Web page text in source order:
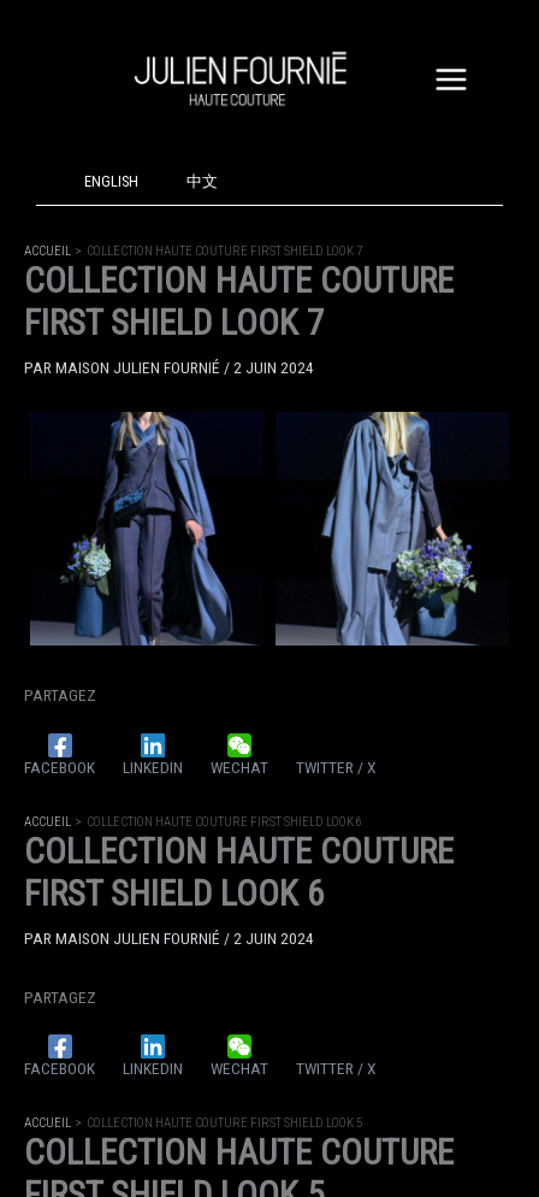
ENGLISH 中文
ACCUEIL COLLECTION HAUTE COUTURE FIRST SHIELD LOOK 7
COLLECTION HAUTE COUTURE
FIRST SHIELD LOOK 7
PAR MAISON JULIEN FOURNIÉ /2 JUIN 2024
PARTAGEZ
FACEBOOK LINKEDIN WECHAT TWITTER / X
ACCUEIL COLLECTION HAUTE COUTURE FIRST SHIELD LOOK 6
COLLECTION HAUTE COUTURE
FIRST SHIELD LOOK 6
PARMAISON JULIEN FOURNIÉ /2 JUIN 2024
PARTAGEZ
FACEBOOK LINKEDIN WECHAT TWITTER / X
ACCUEIL COLLECTION HAUTE COUTURE FIRST SHIELD LOOK 5
COLLECTION HAUTE COUTURE